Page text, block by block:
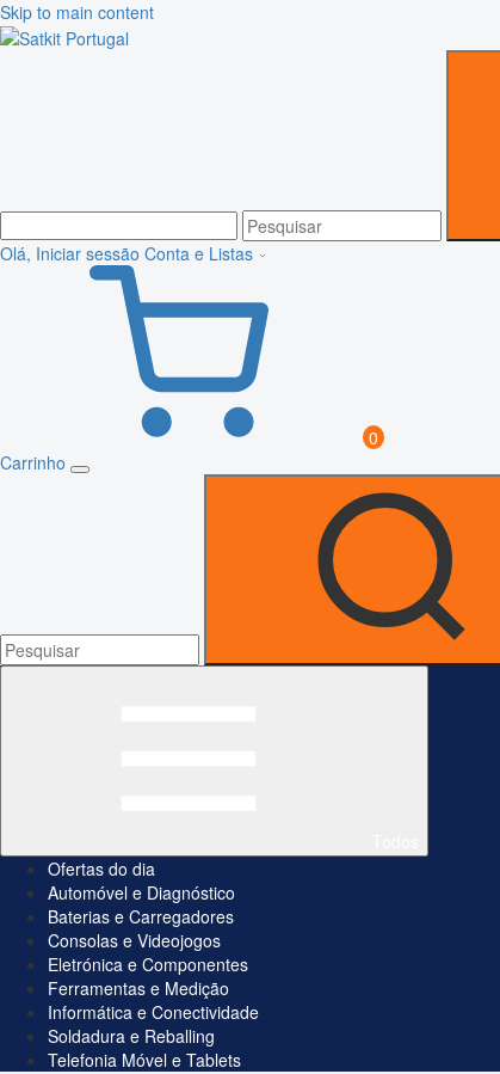
Skip to main content
Olá, Iniciar sessão Conta e Listas
0
Carrinho
Ofertas do dia
Automóvel e Diagnóstico
Baterias e Carregadores
Consolas e Videojogos
Eletrónica e Componentes
Ferramentas e Medição
Informática e Conectividade
Soldadura e Reballing
Telefonia Móvel e Tablets